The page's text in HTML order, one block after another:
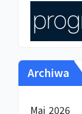
Archiwa
Mai 2026